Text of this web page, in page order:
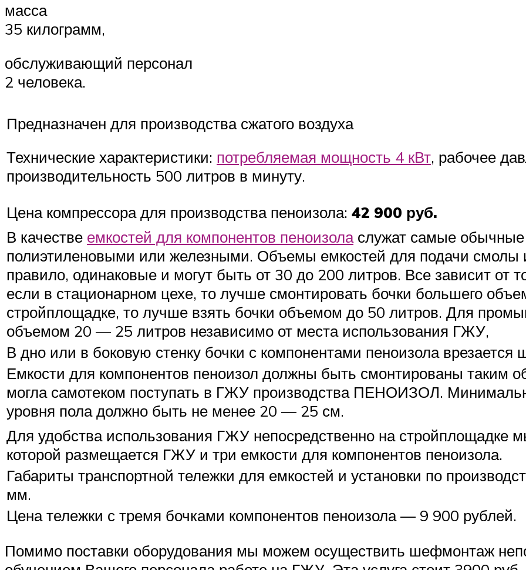
масса
35 килограмм,
обслуживающий персонал
2 человека.
Предназначен для производства сжатого воздуха
Технические характеристики: потребляемая мощность 4 кВт, рабочее
производительность 500 литров в минуту.
Цена компрессора для производства пеноизола: 42 900 руб.
В качестве емкостей для компонентов пеноизоласлужат самые обычные
полиэтиленовыми или железными. Объемы емкостей для подачи смолы
правило, одинаковые и могут быть от 30 до 200 литров. Все зависит от
если в стационарном цехе, то лучше смонтировать бочки большего
стройплощадке, то лучше взять бочки объемом до 50 литров. Для
объемом 20 — 25 литров независимо от места использования ГЖУ,
В дно или в боковую стенку бочки с компонентами пеноизола врезается
Емкости для компонентов пеноизол должны быть смонтированы таким
могла самотеком поступать в ГЖУ производства ПЕНОИЗОЛ.
уровня пола должно быть не менее 20 — 25 см.
Для удобства использования ГЖУ непосредственно на стройплощадке
которой размещается ГЖУ и три емкости для компонентов пеноизола.
Габариты транспортной тележки для емкостей и установки по
мм.
Цена тележки с тремя бочками компонентов пеноизола — 9 900 рублей.
Помимо поставки оборудования мы можем осуществить шефмонтаж